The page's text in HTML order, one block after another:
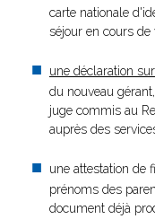
carte nationale
séjour en cours de
une déclaration
du nouveau
juge commis au
auprès des
une attestation de
prénoms des
document déjà